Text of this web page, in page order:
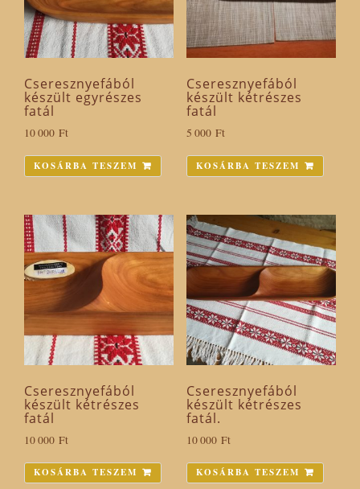
Cseresznyefából
készült egyrészes
fatál
10 000 Ft
KOSÁRBA TESZEM
Cseresznyefából
készült kétrészes
fatál
5 000 Ft
KOSÁRBA TESZEM
Cseresznyefából
készült kétrészes
fatál
10 000 Ft
KOSÁRBA TESZEM
Cseresznyefából
készült kétrészes
fatál.
10 000 Ft
KOSÁRBA TESZEM